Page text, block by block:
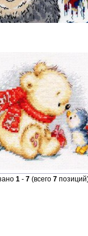
1 - 7 (всего 7